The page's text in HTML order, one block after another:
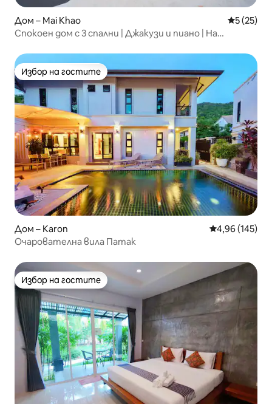
Дом – Mai Khao Средна
5 (25)
Спокоен дом с 3 спални | Джакузи и пиано | На
Избор на гостите
Избор на гостите
Дом – Karon Средна
4,96 (145)
Очарователна вила Патак
Избор на гостите
Избор на гостите